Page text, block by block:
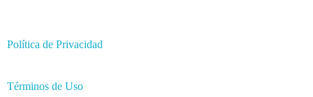
Política de Privacidad
Términos de Uso